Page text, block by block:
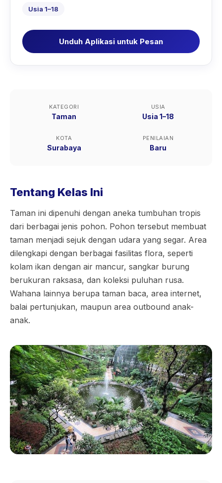
Usia 1–18
Unduh Aplikasi untuk Pesan
KATEGORI
Taman
USIA
Usia 1–18
KOTA
Surabaya
PENILAIAN
Baru
Tentang Kelas Ini
Taman ini dipenuhi dengan aneka tumbuhan tropis
dari berbagai jenis pohon. Pohon tersebut membuat
taman menjadi sejuk dengan udara yang segar. Area
dilengkapi dengan berbagai fasilitas flora, seperti
kolam ikan dengan air mancur, sangkar burung
berukuran raksasa, dan koleksi puluhan rusa.
Wahana lainnya berupa taman baca, area internet,
balai pertunjukan, maupun area outbound anak-
anak.